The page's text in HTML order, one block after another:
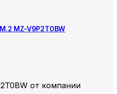
MZ-V9P2T0BW
от компании